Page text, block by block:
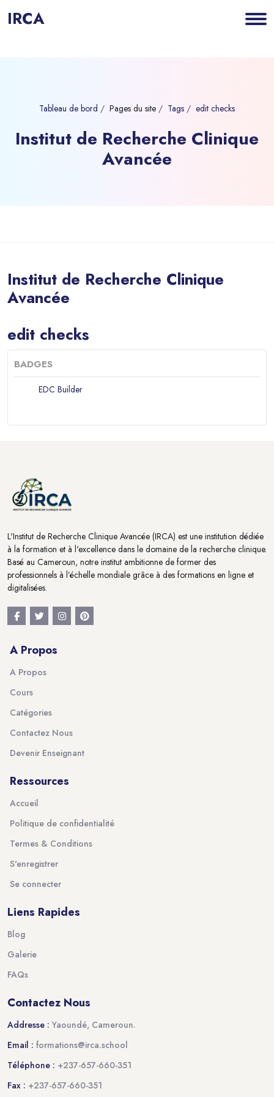
IRCA
Tableau de bord Pages du site Tags edit checks
Institut de Recherche Clinique
Avancée
Institut de Recherche Clinique
Avancée
Blocs
edit checks
BADGES
EDC Builder
L'Institut de Recherche Clinique Avancée (IRCA) est une institution dédiée
à la formation et à l'excellence dans le domaine de la recherche clinique.
Basé au Cameroun, notre institut ambitionne de former des
professionnels à l’échelle mondiale grâce à des formations en ligne et
digitalisées.
A Propos
A Propos
Cours
Catégories
Contactez Nous
Devenir Enseignant
Ressources
Accueil
Politique de confidentialité
Termes & Conditions
S'enregistrer
Se connecter
Liens Rapides
Blog
Galerie
FAQs
Contactez Nous
Addresse : Yaoundé, Cameroun.
Email : formations@irca.school
Téléphone : +237-657-660-351
Fax : +237-657-660-351